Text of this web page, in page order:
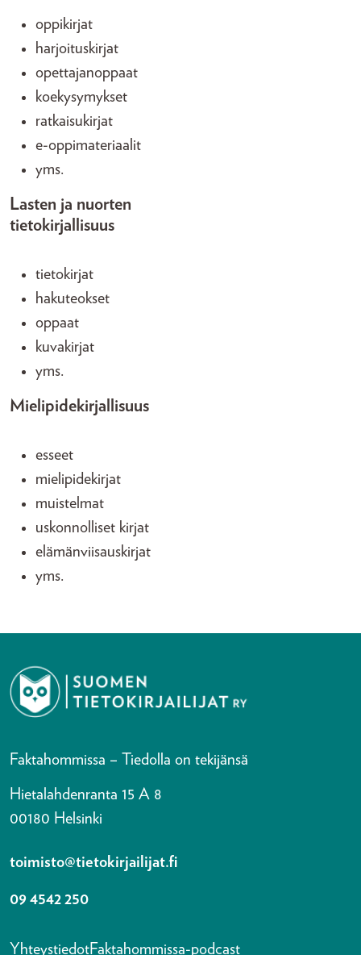
oppikirjat
harjoituskirjat
opettajanoppaat
koekysymykset
ratkaisukirjat
e-oppimateriaalit
yms.
Lasten ja nuorten
tietokirjallisuus
tietokirjat
hakuteokset
oppaat
kuvakirjat
yms.
Mielipidekirjallisuus
esseet
mielipidekirjat
muistelmat
uskonnolliset kirjat
elämänviisauskirjat
yms.
Faktahommissa – Tiedolla on tekijänsä
Hietalahdenranta 15 A 8
00180 Helsinki
toimisto@tietokirjailijat.fi
09 4542 250
YhteystiedotFaktahommissa-podcast